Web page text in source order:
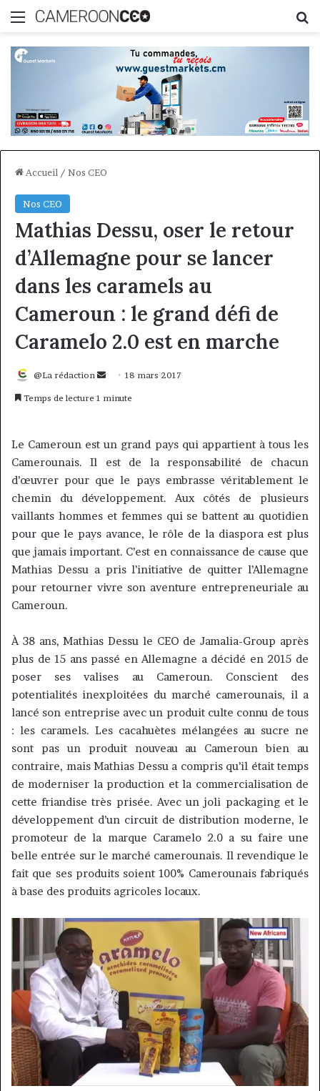
Menu
Accueil / Nos CEO
Nos CEO
Mathias Dessu, oser le retour
d’Allemagne pour se lancer
dans les caramels au
Cameroun : le grand défi de
Caramelo 2.0 est en marche
@La rédaction
Envoyer18 mars 2017
Temps de lecture 1 minute
Le Cameroun est un grand pays qui appartient à tous les
Camerounais. Il est de la responsabilité de chacun
d’œuvrer pour que le pays embrasse véritablement le
chemin du développement.Aux côtés de plusieurs
vaillants hommes et femmes qui se battent au quotidien
pour que le pays avance, le rôle de la diaspora est plus
que jamais important. C’est en connaissance de cause que
Mathias Dessu a pris l’initiative de quitter l’Allemagne
pour retourner vivre son aventure entrepreneuriale au
Cameroun.
À38 ans, Mathias Dessu le CEO de Jamalia-Group après
plus de 15 ans passé en Allemagne a décidé en 2015 de
poser ses valises au Cameroun. Conscient des
potentialités inexploitées du marché camerounais, il a
lancé son entreprise avec un produit culte connu de tous
: les caramels. Les cacahuètes mélangées au sucre ne
sont pas un produit nouveau au Cameroun bien au
contraire, mais Mathias Dessu a compris qu’il était temps
de moderniser la production et la commercialisation de
cette friandise très prisée. Avec un joli packaging et le
développement d’un circuit de distribution moderne, le
promoteur de la marque Caramelo2.0 a su faire une
belle entrée sur le marché camerounais. Il revendique le
fait que ses produits soient 100% Camerounais fabriqués
à base des produits agricoles locaux.